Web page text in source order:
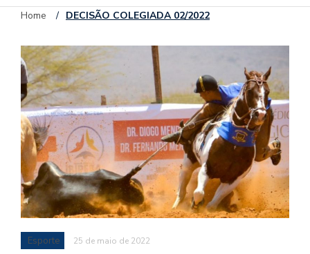
Home / DECISÃO COLEGIADA 02/2022
Esporte 25 de maio de 2022